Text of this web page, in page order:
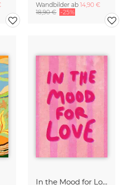
Wandbilder ab 14,90 €
18,90 € -25%
In the Mood for Love - Handlettering